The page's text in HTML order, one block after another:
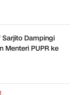
Sarjito Dampingi
Menteri PUPR ke